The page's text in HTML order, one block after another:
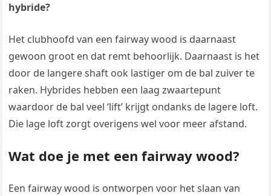
hybride?
Het clubhoofd van een fairway wood is daarnaast
gewoon groot en dat remt behoorlijk. Daarnaast is het
door de langere shaft ook lastiger om de bal zuiver te
raken. Hybrides hebben een laag zwaartepunt
waardoor de bal veel ‘lift’ krijgt ondanks de lagere loft.
Die lage loft zorgt overigens wel voor meer afstand.
Wat doe je met een fairway wood?
Een fairway wood is ontworpen voor het slaan van